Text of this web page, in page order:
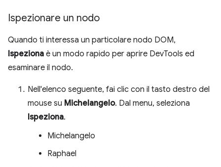
Ispezionare un nodo
Quando ti interessa un particolare nodo DOM,
Ispeziona è un modo rapido per aprire DevTools ed
esaminare il nodo.
Nell'elenco seguente, fai clic con il tasto destro del
mouse su Michelangelo. Dal menu, seleziona
Ispeziona.
Michelangelo
Raphael